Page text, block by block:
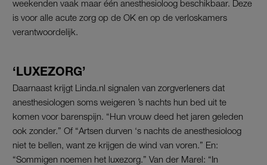
weekenden vaak maar één anesthesioloog beschikbaar. Deze
is voor alle acute zorg op de OK en op de verloskamers
verantwoordelijk.
‘LUXEZORG’
Daarnaast krijgt Linda.nl signalen van zorgverleners dat
anesthesiologen soms weigeren ’s nachts hun bed uit te
komen voor barenspijn. “Hun vrouw deed het jaren geleden
ook zonder.” Of “Artsen durven ‘s nachts de anesthesioloog
niet te bellen, want ze krijgen de wind van voren.” En:
“Sommigen noemen het luxezorg.” Van der Marel: “In